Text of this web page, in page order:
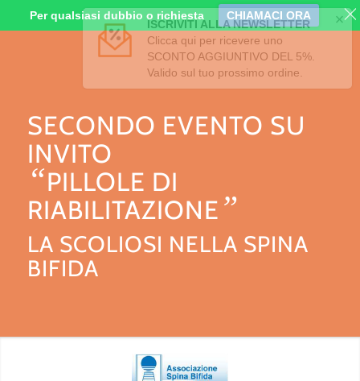
SECONDO EVENTO SU
INVITO
“PILLOLE DI
RIABILITAZIONE ”
LA SCOLIOSI NELLA SPINA
BIFIDA
Per qualsiasi dubbio o richiesta CHIAMACI ORA